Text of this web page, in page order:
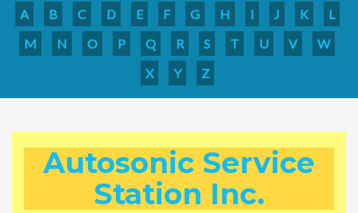
A B C D E F G H I J K
L
M
N O P Q R S T U V
W
X
Y Z
Autosonic Service
Station Inc.